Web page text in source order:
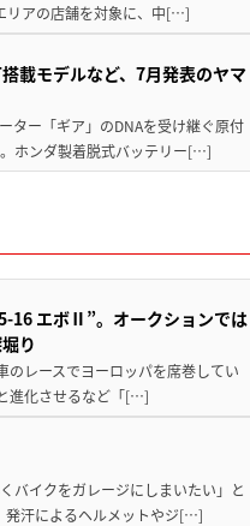
リアの店舗を対象に、中[…]
載モデルなど、7月発表のヤマ
ター「ギア」のDNAを受け継ぐ原付
ホンダ製着脱式バッテリー[…]
16 エボⅡ”。オークションでは
り
レースでヨーロッパを席巻してい
進化させるなど「[…]
バイクをガレージにしまいたい」と
発汗によるヘルメットやジ[…]